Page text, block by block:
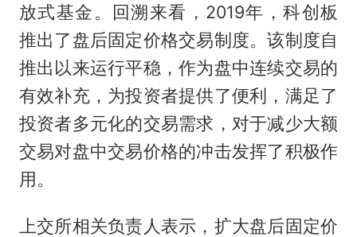
放式基金。回溯来看，2019年，科创板
推出了盘后固定价格交易制度。该制度自
推出以来运行平稳，作为盘中连续交易的
有效补充，为投资者提供了便利，满足了
投资者多元化的交易需求，对于减少大额
交易对盘中交易价格的冲击发挥了积极作
用。
上交所相关负责人表示，扩大盘后固定价